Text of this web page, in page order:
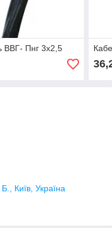
ВВГ- Пнг 3х2,5
Київ, Україна